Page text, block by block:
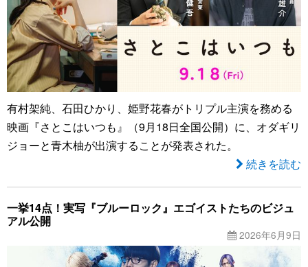
有村架純、石田ひかり、姫野花春がトリプル主演を務める
映画『さとこはいつも』（9月18日全国公開）に、オダギリ
ジョーと青木柚が出演することが発表された。
続きを読む
一挙14点！実写『ブルーロック』エゴイストたちのビジュ
アル公開
2026年6月9日